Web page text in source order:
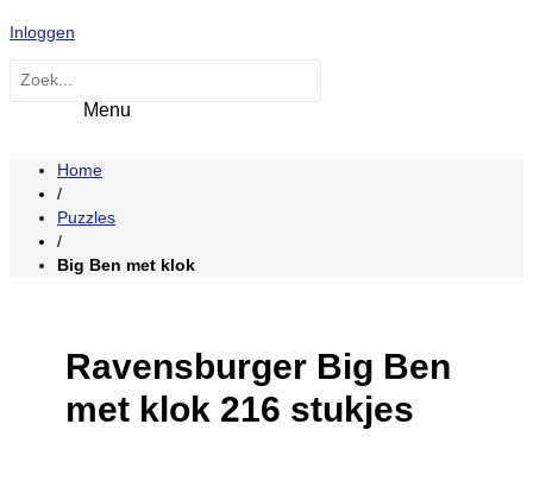
naar
de
inhoud
Inloggen
naar:
Home
/
Puzzles
/
Big Ben met klok
Ravensburger Big Ben
met klok 216 stukjes